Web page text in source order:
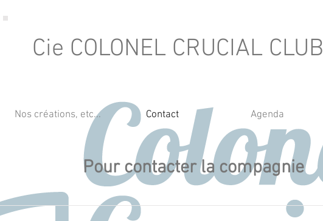
Cie COLONEL CRUCIAL CLUB
Nos créations, etc... Contact Agenda
Pour contacter la compagnie